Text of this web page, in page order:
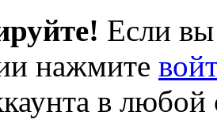
Если вы
нажмите
в любой